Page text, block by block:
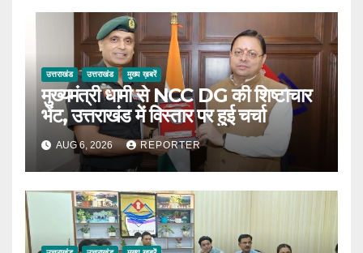
उत्तराखंड उत्तराखंड मुख्य ख़बरें
मुख्यमंत्री धामी से NCC DG की शिष्टाचार
भेंट, उत्तराखंड में विस्तार पर हुई चर्चा
AUG 6, 2026 REPORTER